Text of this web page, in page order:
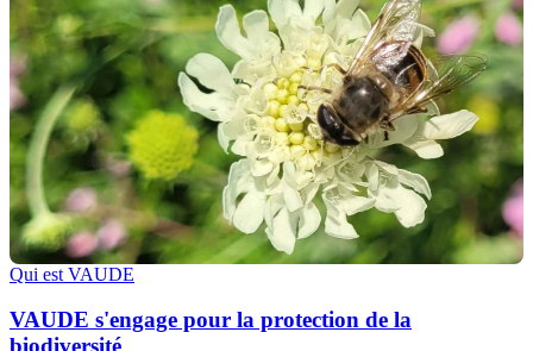
Qui est VAUDE
VAUDE s'engage pour la protection de la
biodiversité